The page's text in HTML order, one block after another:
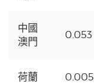
中國
澳門
0.053
荷蘭 0.005